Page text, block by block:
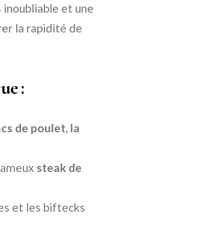
et une
la rapidité de
:
de poulet, la
steak de
et les biftecks